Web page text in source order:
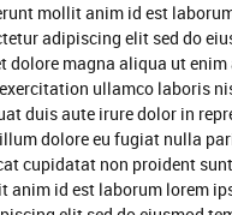
mollit anim id est
adipiscing elit sed do
dolore magna aliqua ut
ullamco laboris
duis aute irure dolor in
dolore eu fugiat nulla
cupidatat non proident
anim id est laborum lorem